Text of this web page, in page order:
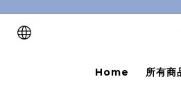
Home 所有商